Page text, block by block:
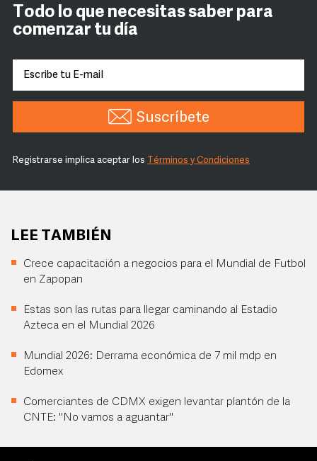
Todo lo que necesitas saber para
comenzar tu día
Suscríbete
Registrarse implica aceptar los Términos y Condiciones
LEE TAMBIÉN
Crece capacitación a negocios para el Mundial de Futbol
en Zapopan
Estas son las rutas para llegar caminando al Estadio
Azteca en el Mundial 2026
Mundial 2026: Derrama económica de 7 mil mdp en
Edomex
Comerciantes de CDMX exigen levantar plantón de la
CNTE: "No vamos a aguantar"